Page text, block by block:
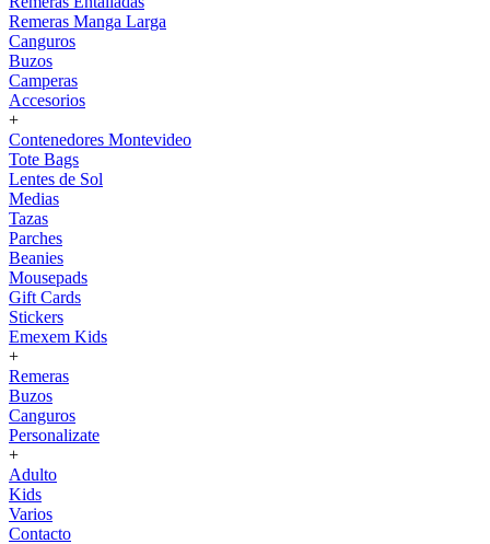
Remeras Manga Larga
Canguros
Buzos
Camperas
Accesorios
+
Contenedores Montevideo
Tote Bags
Lentes de Sol
Medias
Tazas
Parches
Beanies
Mousepads
Gift Cards
Stickers
Emexem Kids
+
Remeras
Buzos
Canguros
Personalizate
+
Adulto
Kids
Varios
Contacto